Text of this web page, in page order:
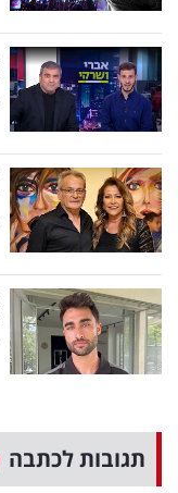
תגובות לכתבה